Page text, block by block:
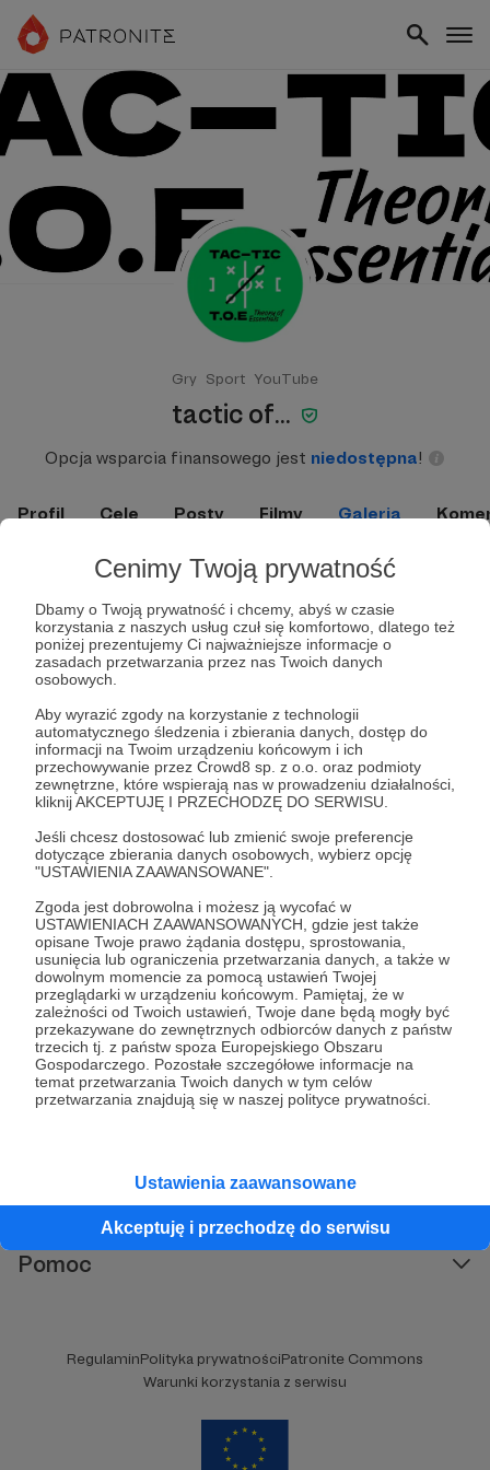
Cenimy Twoją prywatność
Dbamy o Twoją prywatność i chcemy, abyś w czasie
korzystania z naszych usług czuł się komfortowo, dlatego też
poniżej prezentujemy Ci najważniejsze informacje o
zasadach przetwarzania przez nas Twoich danych
osobowych.
Aby wyrazić zgody na korzystanie z technologii
automatycznego śledzenia i zbierania danych, dostęp do
informacji na Twoim urządzeniu końcowym i ich
przechowywanie przez Crowd8 sp. z o.o. oraz podmioty
zewnętrzne, które wspierają nas w prowadzeniu działalności,
kliknij AKCEPTUJĘ I PRZECHODZĘ DO SERWISU.
Jeśli chcesz dostosować lub zmienić swoje preferencje
dotyczące zbierania danych osobowych, wybierz opcję
"USTAWIENIA ZAAWANSOWANE".
Zgoda jest dobrowolna i możesz ją wycofać w
USTAWIENIACH ZAAWANSOWANYCH, gdzie jest także
opisane Twoje prawo żądania dostępu, sprostowania,
usunięcia lub ograniczenia przetwarzania danych, a także w
dowolnym momencie za pomocą ustawień Twojej
przeglądarki w urządzeniu końcowym. Pamiętaj, że w
zależności od Twoich ustawień, Twoje dane będą mogły być
przekazywane do zewnętrznych odbiorców danych z państw
trzecich tj. z państw spoza Europejskiego Obszaru
Gospodarczego. Pozostałe szczegółowe informacje na
temat przetwarzania Twoich danych w tym celów
przetwarzania znajdują się w naszej polityce prywatności.
Ustawienia zaawansowane
Akceptuję i przechodzę do serwisu
Gry Sport YouTube
tactic of...
Opcja wsparcia finansowego jest niedostępna!
Profil Cele Posty Filmy Galeria
Galeria mediów
Promowani autorzy
Baniak Baniaka
Dzięki Patronite Baniak poświęca zawodowe
życie swojej pasji, czyli grom fabularnym
prezentuje nagrania z własnych sesji,
oglądanych przez tysiące Widzów. Wspiera
także początkujących Mistrzów Gry
poradnikami i prelekcjami.
Karczmarz
379 patronów 13209 zł miesięcznie
Witam Szanownych Gości! Jam jest
Karczmarz i zapraszam Was do swojej
Karczmy! Prowadzę kanał na YT o tematyce
RPG, na którym znajdziecie masę zapisanych
sesji oraz coraz więcej materiałów
O Patronite
Dodatkowe produkty
Pomoc
RegulaminPolityka prywatnościPatronite Commons
Warunki korzystania z serwisu